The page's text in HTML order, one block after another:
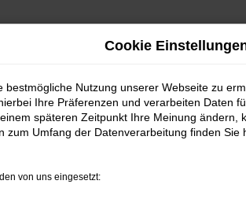
Cookie
bestmögliche Nutzung unserer Webseite zu
Ihre Präferenzen und verarbeiten Daten
späteren Zeitpunkt Ihre Meinung
zum Umfang der Datenverarbeitung finden Sie
von uns eingesetzt: